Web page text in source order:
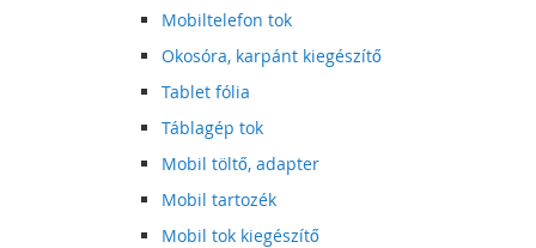
Mobiltelefon tok
Okosóra, karpánt kiegészítő
Tablet fólia
Táblagép tok
Mobil töltő, adapter
Mobil tartozék
Mobil tok kiegészítő